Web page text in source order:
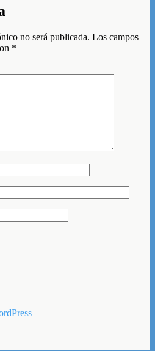
no será publicada. Los campos
*